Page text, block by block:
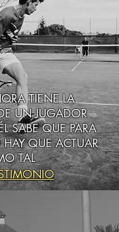
TIENE LA
UN JUGADOR
SABE QUE PARA
HAY QUE ACTUAR
TAL